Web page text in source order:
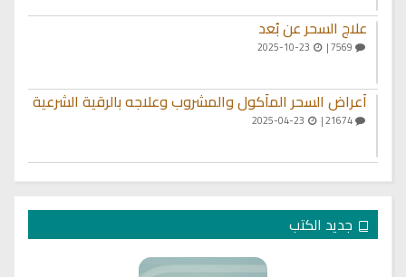
علاج السحر عن بُعد
أعراض السحر المأكول والمشروب وعلاجه بالرقية الشرعية
21674 |
جديد الكتب